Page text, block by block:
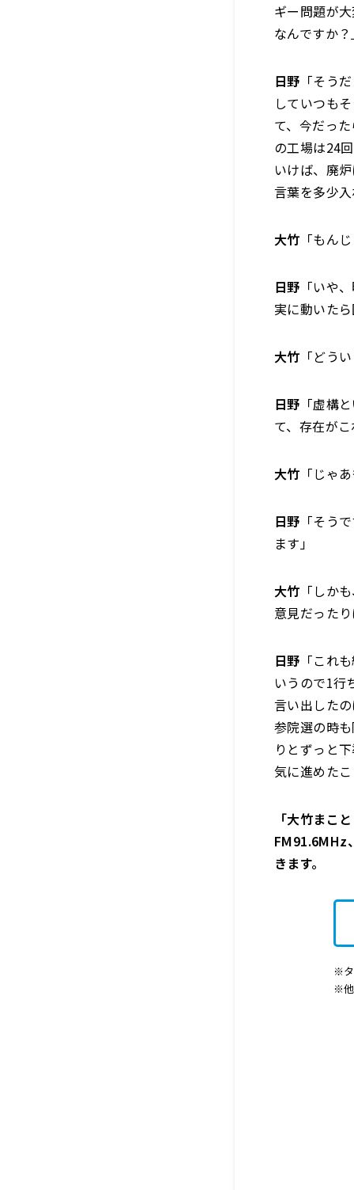
ギー問題が
なんですか
日野 「そう
していつも
て、今だっ
の工場は24
いけば、廃
言葉を多少
大竹 「もん
日野 「いや
実に動いた
大竹 「どう
日野 「虚構
て、存在が
大竹 「じゃ
日野 「そう
ます」
大竹 「しか
意見だった
日野 「これ
いうので1行
言い出した
参院選の時
りとずっと
気に進めた
「大竹まこ
FM91.6MHz
きます。
※
※